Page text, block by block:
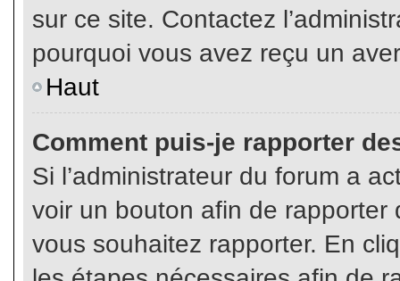
sur ce site. Contactez
pourquoi vous avez reçu un
Haut
Comment puis-je rapporter
Si l’administrateur du forum a
voir un bouton afin de
vous souhaitez rapporter. En